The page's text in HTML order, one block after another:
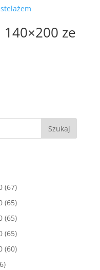
ze
Szukaj
6767
produktów
6565
produktów
6565
produktów
6565
produktów
6060
6